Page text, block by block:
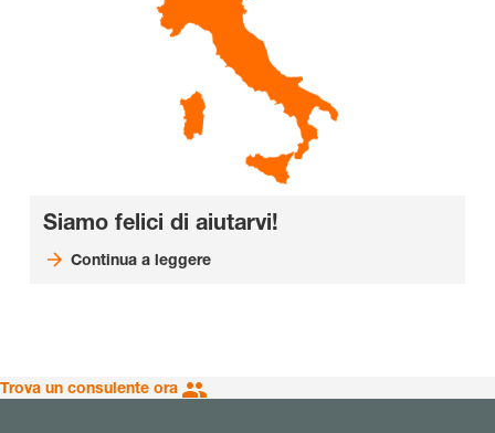
Siamo felici di aiutarvi!
Continua a leggere
Trova un consulente ora